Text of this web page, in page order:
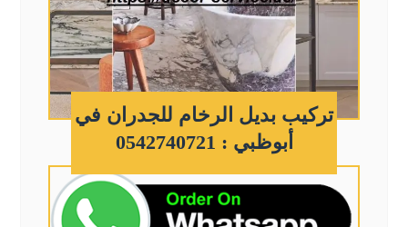
تركيب بديل الرخام للجدران في
أبوظبي : 0542740721